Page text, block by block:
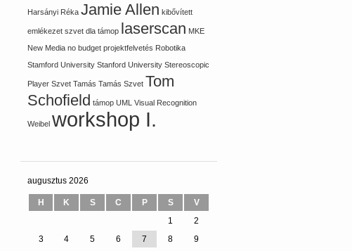
Harsányi Réka Jamie Allen kibővített
emlékezet szvet dla támop laserscan MKE
New Media no budget projektfelvetés Robotika
Stamford University Stanford University Stereoscopic
Player Szvet Tamás Tamás Szvet Tom
Schofield támop UML Visual Recognition
Weibel workshop I.
augusztus 2026
H K S C P S V
1
2
3
4 5 6 7 8
9